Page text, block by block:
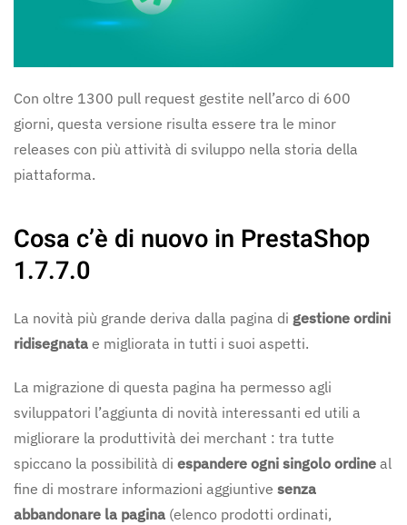
Con oltre 1300 pull request gestite nell’arco di 600
giorni, questa versione risulta essere tra le minor
releases con più attività di sviluppo nella storia della
piattaforma.
Cosa c’è di nuovo in PrestaShop
1.7.7.0
La novità più grande deriva dalla pagina di gestione ordini
ridisegnata e migliorata in tutti i suoi aspetti.
La migrazione di questa pagina ha permesso agli
sviluppatori l’aggiunta di novità interessanti ed utili a
migliorare la produttività dei merchant : tra tutte
spiccano la possibilità di espandere ogni singolo ordine al
fine di mostrare informazioni aggiuntive senza
abbandonare la pagina (elenco prodotti ordinati,